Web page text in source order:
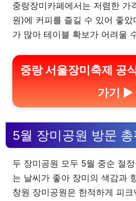
중랑장미카페에서는 저렴한
원)에 커피를 즐길 수 있어 좋
가 많아 테이블 확보가 어려울
중랑 서울장미축제 공
가기 ▶
5월 장미공원 방문 총
두 장미공원 모두 5월 중순 절
는 날씨가 좋아 장미의 색감과
창원 장미공원은 한적하게 피